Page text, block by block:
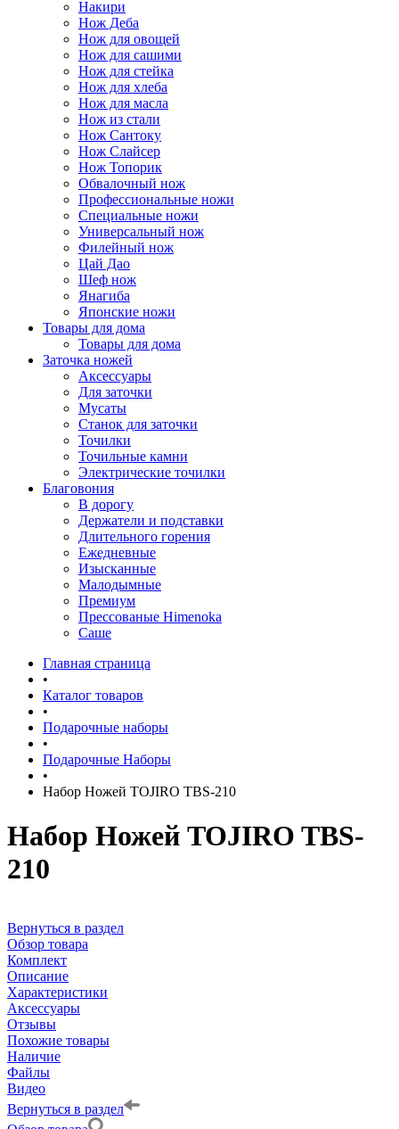
Накири
Нож Деба
Нож для овощей
Нож для сашими
Нож для стейка
Нож для хлеба
Нож для масла
Нож из стали
Нож Сантоку
Нож Слайсер
Нож Топорик
Обвалочный нож
Профессиональные ножи
Специальные ножи
Универсальный нож
Филейный нож
Цай Дао
Шеф нож
Янагиба
Японские ножи
Товары для дома
Товары для дома
Заточка ножей
Аксессуары
Для заточки
Мусаты
Станок для заточки
Точилки
Точильные камни
Электрические точилки
Благовония
В дорогу
Держатели и подставки
Длительного горения
Ежедневные
Изысканные
Малодымные
Премиум
Прессованые Himenoka
Саше
Главная страница
•
Каталог товаров
•
Подарочные наборы
•
Подарочные Наборы
•
Набор Ножей TOJIRO TBS-210
Набор Ножей TOJIRO TBS-
210
Вернуться в раздел
Обзор товара
Комплект
Описание
Характеристики
Аксессуары
Отзывы
Похожие товары
Наличие
Файлы
Видео
Вернуться в раздел